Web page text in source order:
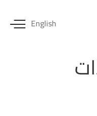
English